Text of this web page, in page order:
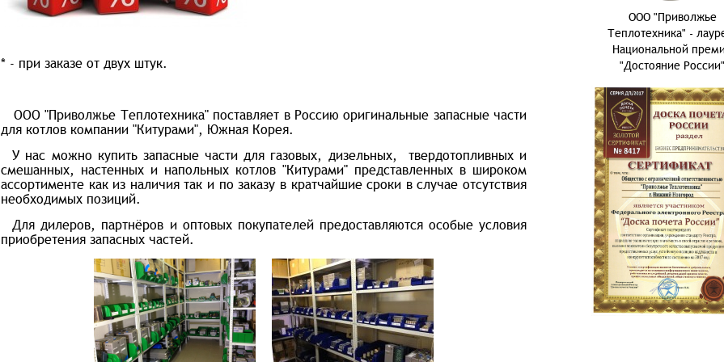
ООО "Приволжье
Теплотехника" -
Национальной
"Достояние России"
* - при заказе от двух штук.
ООО "Приволжье Теплотехника" поставляет в Россию оригинальные запасные части
для котлов компании "Китурами", Южная Корея.
У нас можно купить запасные части для газовых, дизельных, твердотопливных и
смешанных, настенных и напольных котлов "Китурами" представленных в широком
ассортименте как из наличия так и по заказу в кратчайшие сроки в случае отсутствия
необходимых позиций.
Для дилеров, партнёров и оптовых покупателей предоставляются особые условия
приобретения запасных частей.